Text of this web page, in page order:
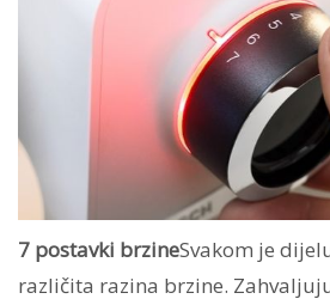
7 postavki brzineSvakom je
različita razina brzine.